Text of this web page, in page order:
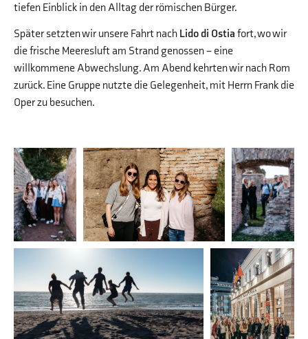
tiefen Einblick in den Alltag der römischen Bürger.
Später setzten wir unsere Fahrt nach Lido di Ostia fort, wo wir
die frische Meeresluft am Strand genossen – eine
willkommene Abwechslung. Am Abend kehrten wir nach Rom
zurück. Eine Gruppe nutzte die Gelegenheit, mit Herrn Frank die
Oper zu besuchen.